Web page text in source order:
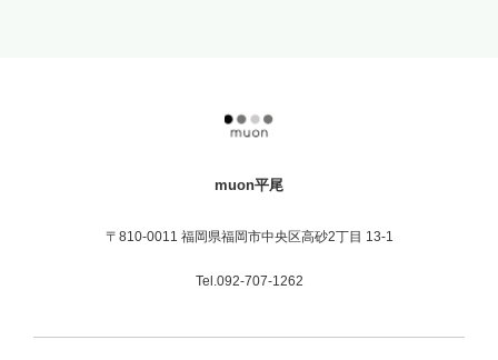
muon平尾
〒810-0011 福岡県福岡市中央区高砂2丁目 13-1
Tel.092-707-1262